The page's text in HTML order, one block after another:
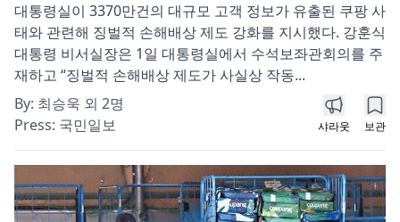
대통령실이 3370만건의 대규모 고객 정보가 유출된 쿠팡 사
태와 관련해 징벌적 손해배상 제도 강화를 지시했다. 강훈식
대통령 비서실장은 1일 대통령실에서 수석보좌관회의를 주
재하고 “징벌적 손해배상 제도가 사실상 작동...
By: 최승욱 외 2명
Press: 국민일보 샤라웃 보관